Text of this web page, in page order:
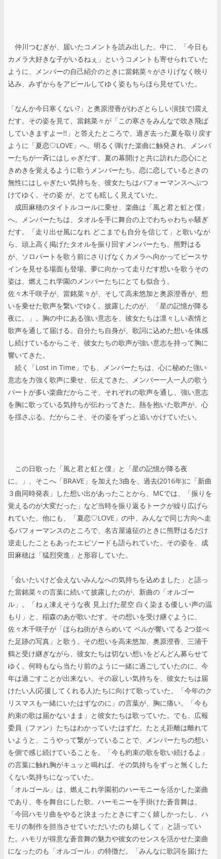
仲川つむぎが、届いたコメントを読み出した。中に、「今日も
カメラ大好きな子がいるねぇ」というコメントも寄せられていた
ように、メンバーの自己紹介のときに當銘菜々がさりげなく映り
込み、みずからをアピールしてゆく姿もちらほら見せていた。
「なんか今日寒くない?」と奥原澄香が(わざとらしい演技で)震え
だす。その姿を見て、當銘菜々が「この寒さをみんなで吹き飛ば
していきますよー!!」と答えたところで、過ぎ去った夏を取り戻す
ように「夏恋♡LOVE」へ。明るく弾けた楽曲に触発され、メンバ
ーたちが一斉にはしゃぎだす。夏の幕開けと共に訪れた恋心にと
きめきを覚えるように歌うメンバーたち。恋に恋しているときの
無性にはしゃぎたい気持ちを、彼女たちはパフォーマンスへぶつ
けてゆく。その姿 が、とても眩しく見えていた。
成田麻穂のタイトルコールに乗せ、楽曲は「風と君と虹と僕」
へ。メンバーたちは、タオルを手に舞台の上でわちゃわちゃ騒ぎ
だす。「走り出せ風になれ どこまでも自分を信じて」と歌いなが
ら、頭上高く掲げたタオルを振り回すメンバーたち。熊野はる
が、ソロパートを歌う前にさりげなくカメラへ向かってピースサ
インを見せる場面も登場。夢に向かって走りだす想いを歌うその
姿は、燃えこれ学園のメンバーたちにとても似合う。
佐々木千咲子が、當銘菜々が、そして高未悠加と奥原澄香が、想
いを乗せた歌声を繋いでゆく。披露したのが、「星の記憶が降る
夜に。」。胸の中にある強い意志を、彼女たちは凛々しい表情と
歌声を通して届ける。自分たち自身が、歌詞に込めた想いを体感
し続けているからこそ、彼女たちの歌声が強い意志を持って胸に
響いてきた。
続く「Lost in Time」でも、メンバーたちは、心に秘めた強い
意志を力強く歌声に乗せ、伝えてきた。メンバー一人一人の歌う
パートが多い楽曲だからこそ、それぞれの歌声を通し、強い意志
を胸に歌っている気持ちが伝わってきた。熱を抱いた歌声が、心
を揺さぶる。だからこそ、その姿をずっと追いかけていたい。
この日歌った「風と君と虹と僕」と「星の記憶が降る夜
に。」、そこへ「BRAVE」を加えた3曲を、過去(2016年)に「新曲
３曲同時発表」した想い出があったことから、MCでは、「振りを
覚えるのが大変だった」など当時を振り返るトークが繰り広げら
れていた。他にも、「夏恋♡LOVE」の中、みんなで同じ方向へ走
るパフォーマンスのところで、名古屋遠征のときに熊野はるだけ
逆走したこともあったエピソードも語られていた。その姿を、成
田麻穂は「猛烈突進」と形容していた。
「会いたいけど会えないみんなへの気持ちを込めました」と語っ
た當銘菜々の言葉に続いて披露したのが、新曲の「オルゴー
ル」。「ねぇ凍えそうな夜 見上げた星空 白く染まる優しい声の温
もり」と、稲森のあが歌いだす。その想いを受け継ぐように、
佐々木千咲子が「ほらね街がきらめいて ベルが響いてる 2つ並べ
た足跡の写真」と歌う。その想いを高未悠加、奥原澄香、三浦千
鶴と受け継ぎながら、彼女たちは切ない想いをどんどん募らせて
ゆく。何時もなら当たり前のように一緒に過ごしていたのに、今
年は過ごすことが出来ない。その寂しい気持ちを、彼女たちは届
けたい人(応援してくれる人)たちに向けて歌っていた。「今年のク
リスマスも一緒にいたはずなのに」の言葉が、胸に痛い。「今も
約束の歌は届かないまま」と彼女たちは歌っていた。でも、広報
委員（ファン）たちはわかっていたはずだ。たとえ距離は離れて
いようと、こうやって繋がっていることで、メンバーたちの想い
を側で感じ続けていることを。「今も約束の歌を歌い続けるよ」
の言葉に触れ胸がキュッと鳴れば、その気持ちをずっと無くした
くない気持ちになっていた。
「オルゴール」は、燃えこれ学園初のハーモニーを活かした楽曲
であり、冬を舞台にした歌。ハーモニーを手掛けた蒼音舞は、
「今回ハモリ曲をやると決まったときにすごく嬉しかったし、ハ
モリの制作を担当させていただいたのも嬉しくて」と語ってい
た。ハモリが得意な蒼音舞の魅力や彼女のセンスを活かせた楽曲
になったのも「オルゴール」の特徴だ。「みんなに歌詞を届けた